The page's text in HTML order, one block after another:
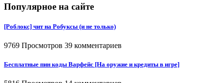
Популярное на сайте
[Роблокс] чит на Робуксы (и не только)
9769 Просмотров 39 комментариев
Бесплатные пин коды Варфейс [На оружие и кредиты в игре]